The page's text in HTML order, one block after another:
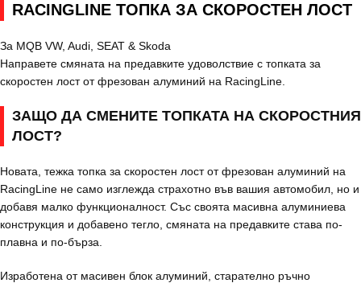
RACINGLINE ТОПКА ЗА СКОРОСТЕН ЛОСТ
За MQB VW, Audi, SEAT & Skoda
Направете смяната на предавките удоволствие с топката за
скоростен лост от фрезован алуминий на RacingLine.
ЗАЩО ДА СМЕНИТЕ ТОПКАТА НА СКОРОСТНИЯ
ЛОСТ?
Новата, тежка топка за скоростен лост от фрезован алуминий на
RacingLine не само изглежда страхотно във вашия автомобил, но и
добавя малко функционалност. Със своята масивна алуминиева
конструкция и добавено тегло, смяната на предавките става по-
плавна и по-бърза.
Изработена от масивен блок алуминий, старателно ръчно